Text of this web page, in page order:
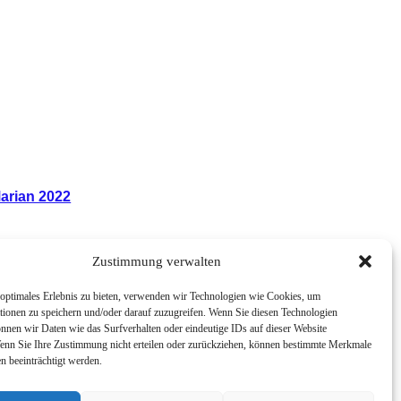
Zustimmung verwalten
Erlebnis zu bieten, verwenden wir Technologien wie Cookies, um
zu speichern und/oder darauf zuzugreifen. Wenn Sie diesen Technologien
wir Daten wie das Surfverhalten oder eindeutige IDs auf dieser Website
Sie Ihre Zustimmung nicht erteilen oder zurückziehen, können bestimmte Merkmale
beeinträchtigt werden.
2022